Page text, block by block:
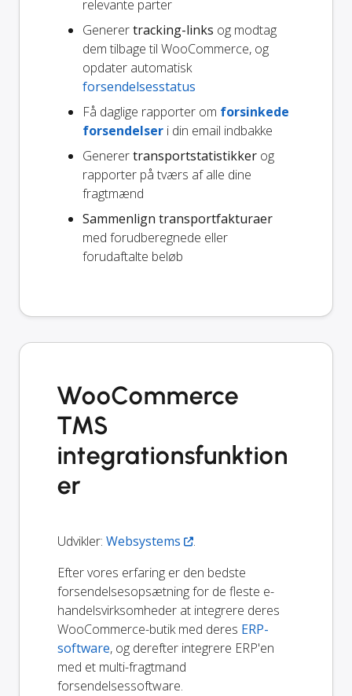
relevante parter
Generertracking-links og modtag
dem tilbage til WooCommerce, og
opdater automatisk
forsendelsesstatus
Få daglige rapporter om forsinkede
forsendelser i din email indbakke
Generertransportstatistikker og
rapporter på tværs af alle dine
fragtmænd
Sammenlign transportfakturaer
med forudberegnede eller
forudaftalte beløb
WooCommerce
TMS
integrationsfunktion
er
Udvikler: Websystems
.
Efter vores erfaring er den bedste
forsendelsesopsætning for de fleste e-
handelsvirksomheder at integrere deres
WooCommerce-butik med deres ERP-
software, og derefter integrere ERP'en
med et multi-fragtmand
forsendelsessoftware.